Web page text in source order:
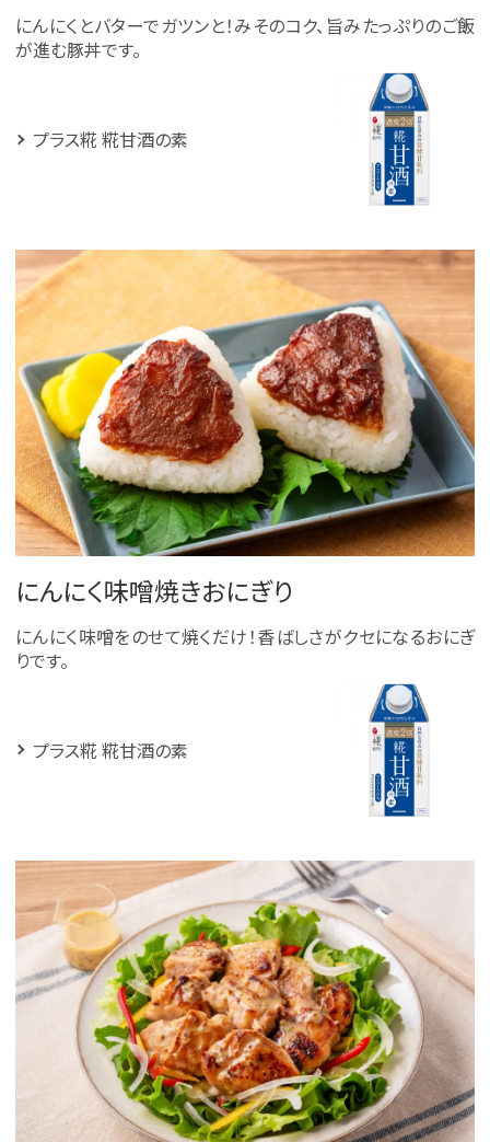
にんにくとバターでガツンと！みそのコク、旨みたっぷりのご飯
が進む豚丼です。
プラス糀 糀甘酒の素
にんにく味噌焼きおにぎり
にんにく味噌をのせて焼くだけ！香ばしさがクセになるおにぎ
りです。
プラス糀 糀甘酒の素